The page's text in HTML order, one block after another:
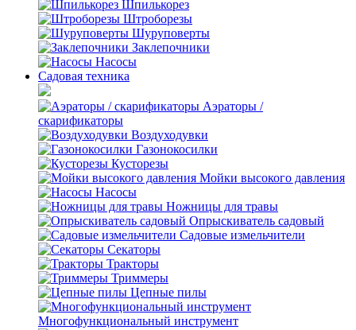
Шпилькорез
Штроборезы
Шуруповерты
Заклепочники
Насосы
Садовая техника
Аэраторы /
скарификаторы
Воздуходувки
Газонокосилки
Кусторезы
Мойки высокого давления
Насосы
Ножницы для травы
Опрыскиватель садовый
Садовые измельчители
Секаторы
Тракторы
Триммеры
Цепные пилы
Многофункциональный инструмент